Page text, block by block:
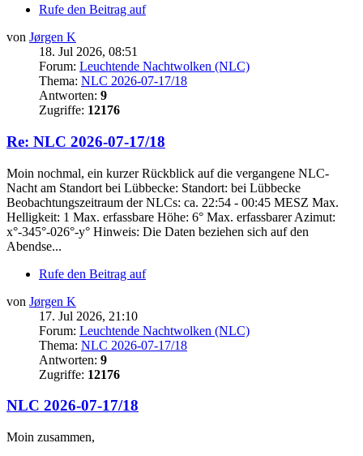
Rufe den Beitrag auf
von Jørgen K
18. Jul 2026, 08:51
Forum: Leuchtende Nachtwolken (NLC)
Thema: NLC 2026-07-17/18
Antworten: 9
Zugriffe: 12176
Re: NLC 2026-07-17/18
Moin nochmal, ein kurzer Rückblick auf die vergangene NLC-
Nacht am Standort bei Lübbecke: Standort: bei Lübbecke
Beobachtungszeitraum der NLCs: ca. 22:54 - 00:45 MESZ Max.
Helligkeit: 1 Max. erfassbare Höhe: 6° Max. erfassbarer Azimut:
x°-345°-026°-y° Hinweis: Die Daten beziehen sich auf den
Abendse...
Rufe den Beitrag auf
von Jørgen K
17. Jul 2026, 21:10
Forum: Leuchtende Nachtwolken (NLC)
Thema: NLC 2026-07-17/18
Antworten: 9
Zugriffe: 12176
NLC 2026-07-17/18
Moin zusammen,